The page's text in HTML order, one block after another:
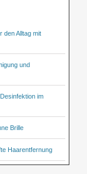
den Alltag mit
und
im
Brille
Haarentfernung